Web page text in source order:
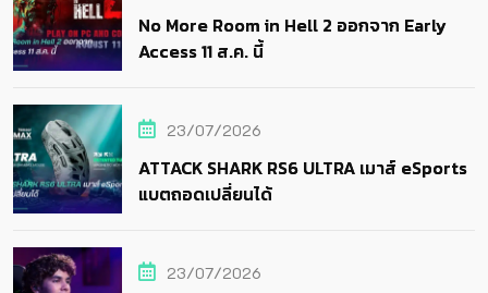
No More Room in Hell 2 ออกจาก Early
Access 11 ส.ค. นี้
23/07/2026
ATTACK SHARK RS6 ULTRA เมาส์ eSports
แบตถอดเปลี่ยนได้
23/07/2026